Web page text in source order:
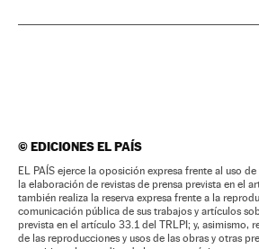
©EDICIONES EL PAÍS
EL PAÍS ejerce la oposición expresa frente al uso
la elaboración de revistas de prensa prevista en el
también realiza la reserva expresa frente a la
comunicación pública de sus trabajos y artículos
prevista en el artículo 33.1 del TRLPI; y, asimismo,
de las reproducciones y usos de las obras y otras